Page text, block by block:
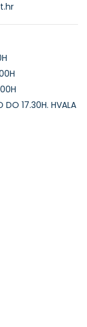
DO 17.30H. HVALA